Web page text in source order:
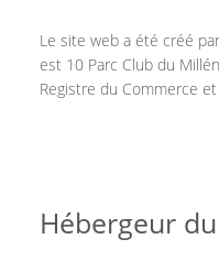
Le site web a été créé
est 10 Parc Club du
Registre du Commerce
Hébergeur